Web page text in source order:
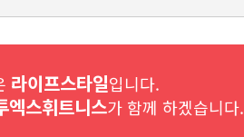
라이프스타일입니다.
엑스휘트니스가 함께 하겠습니다.